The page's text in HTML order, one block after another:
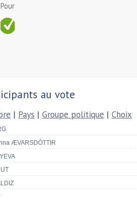
Pour
au vote
| Pays | Groupe politique | Choix
ÆVARSDÓTTIR